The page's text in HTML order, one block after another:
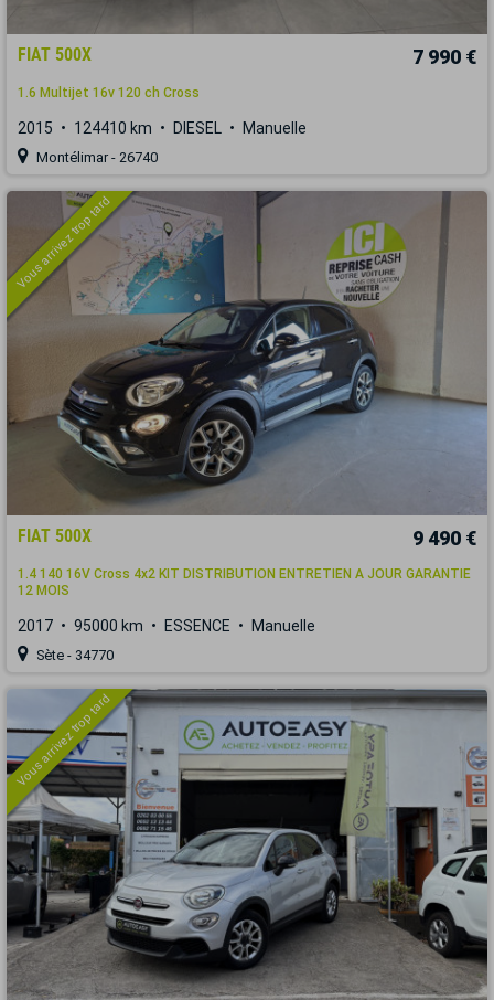
FIAT 500X 7 990 €
1.6 Multijet 16v 120 ch Cross
2015 124410 km DIESEL Manuelle
Montélimar - 26740
Vous arrivez trop tard
FIAT 500X 9 490 €
1.4 140 16V Cross 4x2 KIT DISTRIBUTION ENTRETIEN A JOUR GARANTIE
12 MOIS
2017 95000 km ESSENCE Manuelle
Sète - 34770
Vous arrivez trop tard